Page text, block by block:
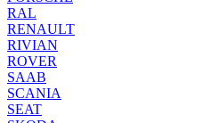
RAL
RENAULT
RIVIAN
ROVER
SAAB
SCANIA
SEAT